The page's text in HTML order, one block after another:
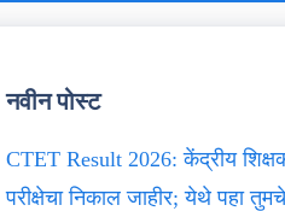
नवीन पोस्ट
CTET Result 2026: केंद्रीय
परीक्षेचा निकाल जाहीर; येथे पहा